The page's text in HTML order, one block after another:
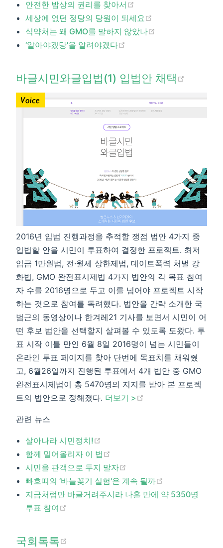
안전한 밥상의 권리를 찾아서
세상에 없던 정당의 당원이 되세요
식약처는 왜 GMO를 말하지 않았나
‘알아야겠당'을 알려야겠다​
바글시민와글입법(1) 입법안 채택​
2016년 입법 진행과정을 추적할 쟁점 법안 4가지 중
입법할 안을 시민이 투표하여 결정한 프로젝트. 최저
임금 1만원법, 전·월세 상한제법, 데이트폭력 처벌 강
화법, GMO 완전표시제법 4가지 법안의 각 목표 참여
자 수를 2016명으로 두고 이를 넘어야 프로젝트 시작
하는 것으로 참여를 독려했다. 법안을 간략 소개한 국
범근의 동영상이나 한겨레21 기사를 보면서 시민이 어
떤 후보 법안을 선택할지 살펴볼 수 있도록 도왔다. 투
표 시작 이틀 만인 6월 8일 2016명이 넘는 시민들이
온라인 투표 페이지를 찾아 단번에 목표치를 채워줬
고, 6월26일까지 진행된 투표에서 4개 법안 중 GMO
완전표시제법이 총 5470명의 지지를 받아 본 프로젝
트의 법안으로 정해졌다. 더보기 >​
관련 뉴스
살아나라 시민정치!
함께 밀어올리자 이 법
시민을 관객으로 두지 말자
빠흐띠의 ‘바늘꽂기 실험'은 계속 될까
지금처럼만 바글거려주시라 나흘 만에 약 5350명
투표 참여​
국회톡톡​